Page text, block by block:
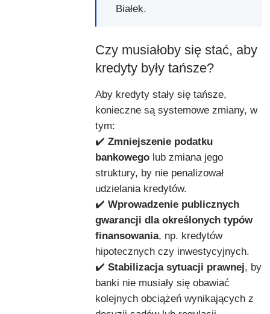
Białek.
Czy musiałoby się stać, aby
kredyty były tańsze?
Aby kredyty stały się tańsze,
konieczne są systemowe zmiany, w
tym:
✔️ Zmniejszenie podatku
bankowego lub zmiana jego
struktury, by nie penalizował
udzielania kredytów.
✔️ Wprowadzenie publicznych
gwarancji dla określonych typów
finansowania, np. kredytów
hipotecznych czy inwestycyjnych.
✔️ Stabilizacja sytuacji prawnej, by
banki nie musiały się obawiać
kolejnych obciążeń wynikających z